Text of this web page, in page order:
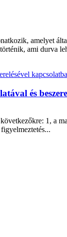
amelyet
ami durva
és
1, a